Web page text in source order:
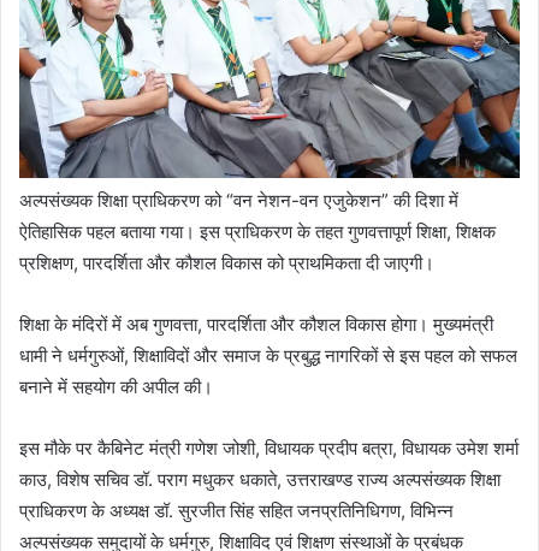
अल्पसंख्यक शिक्षा प्राधिकरण को “वन नेशन-वन एजुकेशन” की दिशा में
ऐतिहासिक पहल बताया गया। इस प्राधिकरण के तहत गुणवत्तापूर्ण शिक्षा, शिक्षक
प्रशिक्षण, पारदर्शिता और कौशल विकास को प्राथमिकता दी जाएगी।
शिक्षा के मंदिरों में अब गुणवत्ता, पारदर्शिता और कौशल विकास होगा। मुख्यमंत्री
धामी ने धर्मगुरुओं, शिक्षाविदों और समाज के प्रबुद्ध नागरिकों से इस पहल को सफल
बनाने में सहयोग की अपील की।
इस मौके पर कैबिनेट मंत्री गणेश जोशी, विधायक प्रदीप बत्रा, विधायक उमेश शर्मा
काउ, विशेष सचिव डॉ. पराग मधुकर धकाते, उत्तराखण्ड राज्य अल्पसंख्यक शिक्षा
प्राधिकरण के अध्यक्ष डॉ. सुरजीत सिंह सहित जनप्रतिनिधिगण, विभिन्न
अल्पसंख्यक समुदायों के धर्मगुरु, शिक्षाविद एवं शिक्षण संस्थाओं के प्रबंधक